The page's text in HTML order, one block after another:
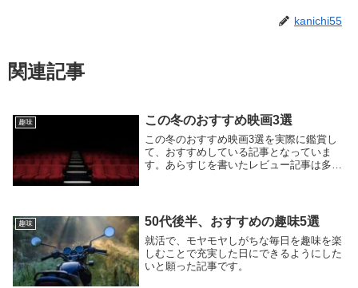
kanichi55
関連記事
趣味 この冬のおすすめ映画3選
この冬のおすすめ映画3選を実際に鑑賞し
て、おすすめしている記事となっていま
す。あらすじを書いたレビュー記事は多い
趣味 50代後半、おすすめの趣味5選
就活で、モヤモヤしがちな毎日を趣味を楽
しむことで充実した日にできるようにした
いと願った記事です。